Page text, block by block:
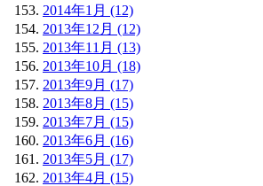
2014年1月 (12)
2013年12月 (12)
2013年11月 (13)
2013年10月 (18)
2013年9月 (17)
2013年8月 (15)
2013年7月 (15)
2013年6月 (16)
2013年5月 (17)
2013年4月 (15)